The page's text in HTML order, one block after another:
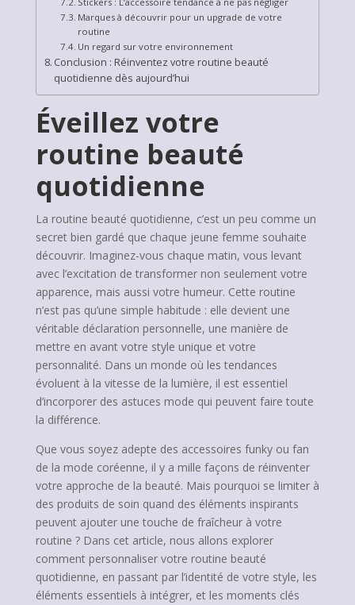
Marques à découvrir pour un upgrade de votre
routine
Un regard sur votre environnement
Conclusion : Réinventez votre routine beauté
quotidienne dès aujourd’hui
Éveillez votre
routine beauté
quotidienne
La routine beauté quotidienne, c’est un peu comme un
secret bien gardé que chaque jeune femme souhaite
découvrir. Imaginez-vous chaque matin, vous levant
avec l’excitation de transformer non seulement votre
apparence, mais aussi votre humeur. Cette routine
n’est pas qu’une simple habitude : elle devient une
véritable déclaration personnelle, une manière de
mettre en avant votre style unique et votre
personnalité. Dans un monde où les tendances
évoluent à la vitesse de la lumière, il est essentiel
d’incorporer des astuces mode qui peuvent faire toute
la différence.
Que vous soyez adepte des accessoires funky ou fan
de la mode coréenne, il y a mille façons de réinventer
votre approche de la beauté. Mais pourquoi se limiter à
des produits de soin quand des éléments inspirants
peuvent ajouter une touche de fraîcheur à votre
routine ? Dans cet article, nous allons explorer
comment personnaliser votre routine beauté
quotidienne, en passant par l’identité de votre style, les
éléments essentiels à intégrer, et les moments clés